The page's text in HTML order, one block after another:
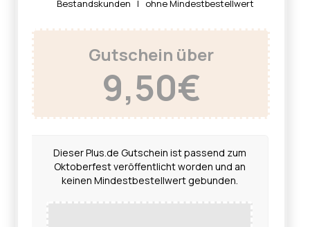
Bestandskunden | ohne Mindestbestellwert
Gutschein über
9,50€
Dieser Plus.de Gutschein ist passend zum
Oktoberfest veröffentlicht worden und an
keinen Mindestbestellwert gebunden.